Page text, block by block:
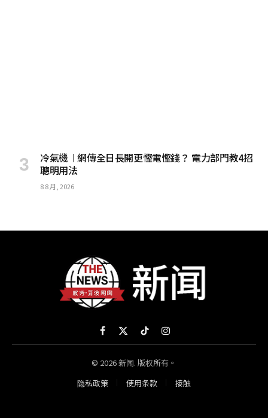
冷氣機︱網傳全日長開更慳電慳錢？ 電力部門教4招
聰明用法
8 8 月, 2026
Facebook
X
(Twitter)
TikTokInstagram
© 2026 新闻. 版权所有。
隐私政策
使用条款 接触